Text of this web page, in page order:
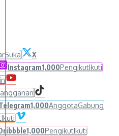
Suka
X
Instagram1,000PengikutIkuti
1,000AnggotaGabung
Ikuti
1,000PengikutIkuti